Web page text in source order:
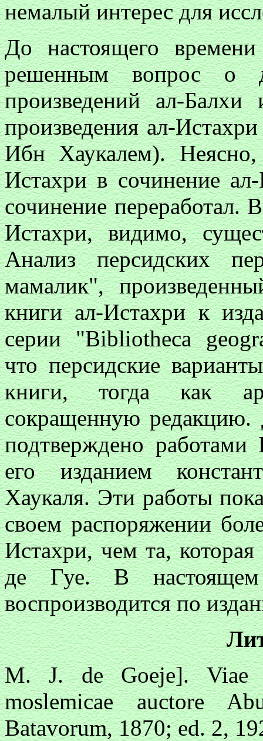
немалый интерес для
До настоящего времени
решенным вопрос о
произведений ал-
произведения ал-
Ибн Хаукалем).
Истахри в сочинение
сочинение переработал.
Истахри, видимо,
Анализ персидских
мамалик",
книги ал-Истахри к
серии "Bibliotheca
что персидские
книги, тогда как
сокращенную редакцию.
подтверждено
его изданием
Хаукаля. Эти работы
своем распоряжении
Истахри, чем та,
де Гуе. В настоящем
воспроизводится по
M. J. de Goeje]. Viae
moslemicae auctore
Batavorum, 1870; ed. 2,